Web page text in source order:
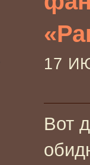
17
Вот